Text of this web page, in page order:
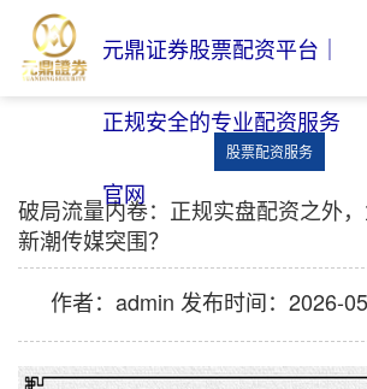
元鼎证券股票配资平台｜
正规安全的专业配资服务
官网
股票配资服务
破局流量内卷：正规实盘配资之外
新潮传媒突围？
作者：admin 发布时间：2026-